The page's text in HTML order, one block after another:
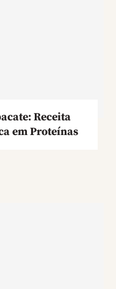
Receita
em Proteínas